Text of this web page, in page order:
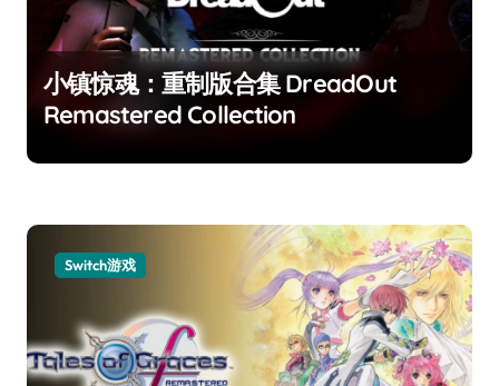
小镇惊魂：重制版合集 DreadOut
Remastered Collection
Switch游戏